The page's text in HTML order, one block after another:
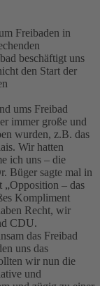
Freibaden in
beschäftigt uns
den Start der
ums Freibad
immer große und
wurden, z.B. das
Wir hatten
ich uns – die
Büger sagte mal in
„Opposition – das
Kompliment
Recht, wir
CDU.
das Freibad
uns das
wir nun die
und